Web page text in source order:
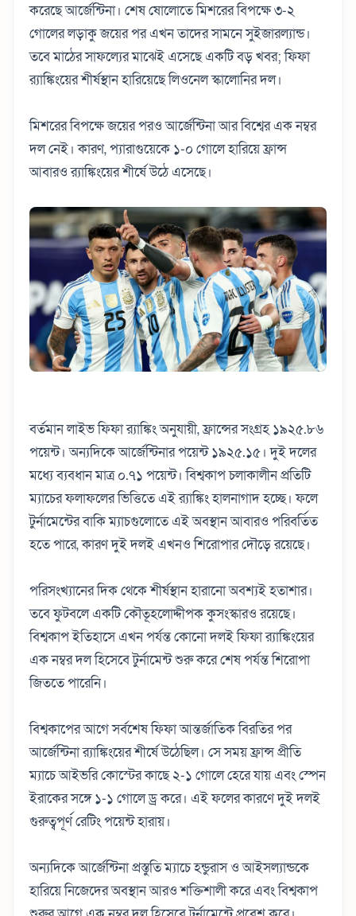
করেছে আর্জেন্টিনা। শেষ ষোলোতে মিশরের বিপক্ষে ৩-২
গোলের লড়াকু জয়ের পর এখন তাদের সামনে সুইজারল্যান্ড।
তবে মাঠের সাফল্যের মাঝেই এসেছে একটি বড় খবর; ফিফা
র‌্যাঙ্কিংয়ের শীর্ষস্থান হারিয়েছে লিওনেল স্কালোনির দল।
মিশরের বিপক্ষে জয়ের পরও আর্জেন্টিনা আর বিশ্বের এক নম্বর
দল নেই। কারণ, প্যারাগুয়েকে ১-০ গোলে হারিয়ে ফ্রান্স
আবারও র‌্যাঙ্কিংয়ের শীর্ষে উঠে এসেছে।
বর্তমান লাইভ ফিফা র‌্যাঙ্কিং অনুযায়ী, ফ্রান্সের সংগ্রহ ১৯২৫.৮৬
পয়েন্ট। অন্যদিকে আর্জেন্টিনার পয়েন্ট ১৯২৫.১৫। দুই দলের
মধ্যে ব্যবধান মাত্র ০.৭১ পয়েন্ট। বিশ্বকাপ চলাকালীন প্রতিটি
ম্যাচের ফলাফলের ভিত্তিতে এই র‌্যাঙ্কিং হালনাগাদ হচ্ছে। ফলে
টুর্নামেন্টের বাকি ম্যাচগুলোতে এই অবস্থান আবারও পরিবর্তিত
হতে পারে, কারণ দুই দলই এখনও শিরোপার দৌড়ে রয়েছে।
পরিসংখ্যানের দিক থেকে শীর্ষস্থান হারানো অবশ্যই হতাশার।
তবে ফুটবলে একটি কৌতূহলোদ্দীপক কুসংস্কারও রয়েছে।
বিশ্বকাপ ইতিহাসে এখন পর্যন্ত কোনো দলই ফিফা র‌্যাঙ্কিংয়ের
এক নম্বর দল হিসেবে টুর্নামেন্ট শুরু করে শেষ পর্যন্ত শিরোপা
জিততে পারেনি।
বিশ্বকাপের আগে সর্বশেষ ফিফা আন্তর্জাতিক বিরতির পর
আর্জেন্টিনা র‌্যাঙ্কিংয়ের শীর্ষে উঠেছিল। সে সময় ফ্রান্স প্রীতি
ম্যাচে আইভরি কোস্টের কাছে ২-১ গোলে হেরে যায় এবং স্পেন
ইরাকের সঙ্গে ১-১ গোলে ড্র করে। এই ফলের কারণে দুই দলই
গুরুত্বপূর্ণ রেটিং পয়েন্ট হারায়।
অন্যদিকে আর্জেন্টিনা প্রস্তুতি ম্যাচে হন্ডুরাস ও আইসল্যান্ডকে
হারিয়ে নিজেদের অবস্থান আরও শক্তিশালী করে এবং বিশ্বকাপ